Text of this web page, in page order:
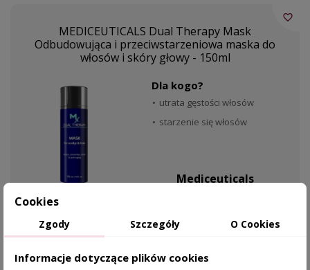
MEDICEUTICALS Dual Therapy Mask
Odbudowująca i przeciwstarzeniowa maska do
włosów i skóry głowy - 150ml
KAŻDY RODZAJ SKÓRY
Dla kogo?
utrata gęstości włosów
starzenie się włosów
Mediceuticals
favorite_border
Cookies
Zgody Szczegóły O Cookies
Informacje dotyczące plików cookies